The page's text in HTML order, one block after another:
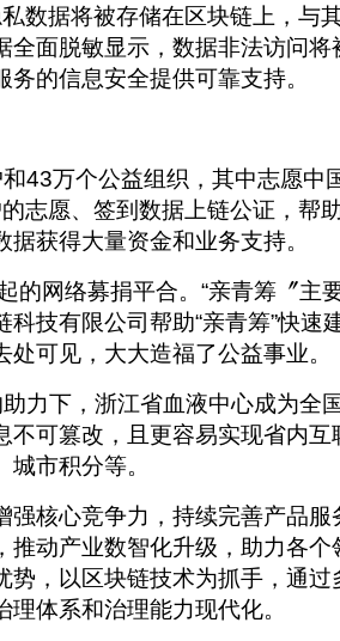
数据将被存储在区块链上，与
面脱敏显示，数据非法访问将
的信息安全提供可靠支持。
43万个公益组织，其中志愿中
志愿、签到数据上链公证，帮
获得大量资金和业务支持。
的网络募捐平合。“亲青筹〞主
技有限公司帮助“亲青筹”快速
可见，大大造福了公益事业。
力下，浙江省血液中心成为全
可篡改，且更容易实现省内
市积分等。
核心竞争力，持续完善产品
动产业数智化升级，助力各
，以区块链技术为抓手，通过
体系和治理能力现代化。